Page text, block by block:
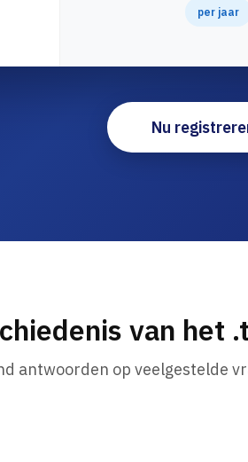
per jaar
Nu
van het
antwoorden op veelgestelde